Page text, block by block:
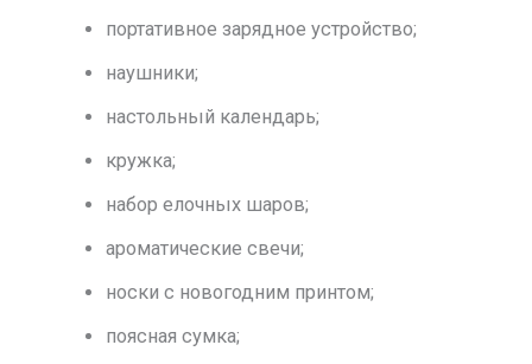
портативное зарядное устройство;
наушники;
настольный календарь;
кружка;
набор елочных шаров;
ароматические свечи;
носки с новогодним принтом;
поясная сумка;